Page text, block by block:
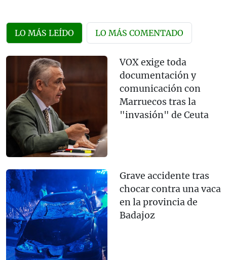
LO MÁS LEÍDO LO MÁS COMENTADO
VOX exige toda
documentación y
comunicación con
Marruecos tras la
"invasión" de Ceuta
Grave accidente tras
chocar contra una vaca
en la provincia de
Badajoz